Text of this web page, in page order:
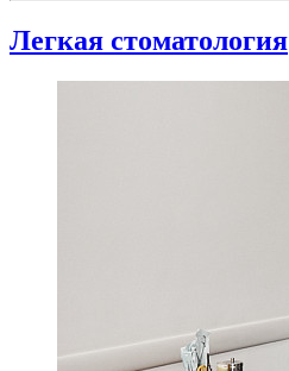
Легкая стоматология